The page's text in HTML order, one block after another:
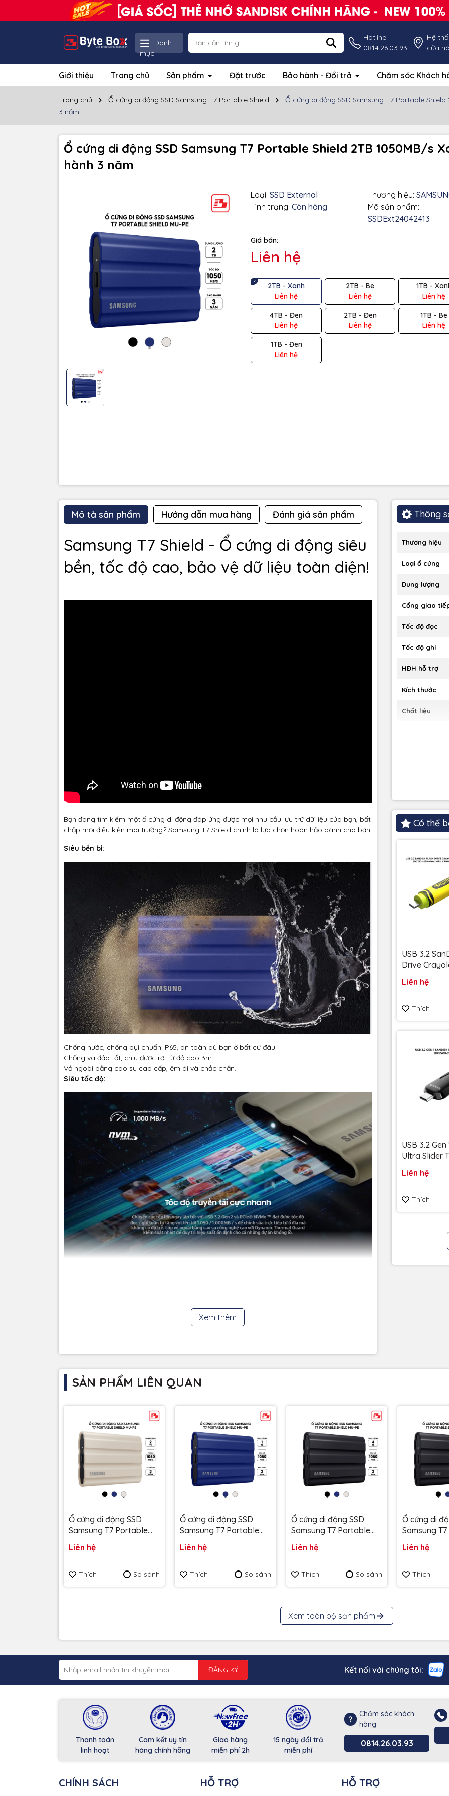
Danh
mục
Hotline
0814.26.03.93
Hệ
cửa
Giới thiệu Trang chủ Sản phẩm Đặt trước Bảo hành - Đổi trả Chăm sóc Khách
Trang chủ Ổ cứng di động SSD Samsung T7 Portable Shield
Ổ cứng di động SSD Samsung T7 Portable
3 năm
Ổ cứng di động SSD Samsung T7 Portable Shield 2TB 1050MB/s
hành 3 năm
Loại: SSD External Thương hiệu:
Tình trạng: Còn hàng
Mã sản phẩm:
SSDExt24042413
Giá bán:
Liên hệ
2TB - Xanh
Liên hệ
2TB - Be
Liên hệ
1TB -
Liên hệ
4TB - Đen
Liên hệ
2TB - Đen
Liên hệ
1TB - Be
Liên hệ
1TB - Đen
Liên hệ
Mô tả sản phẩm Hướng dẫn mua hàng Đánh giá sản phẩm
Samsung T7 Shield - Ổ cứng di động siêu
bền, tốc độ cao, bảo vệ dữ liệu toàn diện!
Bạn đang tìm kiếm một ổ cứng di động đáp ứng được mọi nhu cầu lưu trữ dữ liệu của bạn, bất
chấp mọi điều kiện môi trường? Samsung T7 Shield chính là lựa chọn hoàn hảo dành cho bạn!
Siêu bền bỉ:
Chống nước, chống bụi chuẩn IP65, an toàn dù bạn ở bất cứ đâu.
Chống va đập tốt, chịu được rơi từ độ cao 3m.
Vỏ ngoài bằng cao su cao cấp, êm ái và chắc chắn.
Siêu tốc độ:
Thiết kế thời trang, sang trọng.
Dung lượng đa dạng: 1TB, 2TB và 4TB đáp ứng mọi nhu cầu lưu trữ của bạn.
Siêu bảo mật:
Mật khẩu bảo vệ bằng phần mềm, mã hóa AES 256 bit, đảm bảo dữ liệu của bạn luôn được
Xem thêm
Thông
Thương hiệu
Loại ổ cứng
Dung lượng
Cổng giao
Tốc độ đọc
Tốc độ ghi
HĐH hỗ trợ
Kích thước
Chất liệu
Có thể
USB 3.2
Drive
SDCZIC-
5 năm
Liên hệ
Thích
USB 3.2
Ultra Slider
SDCZ480-
Liên hệ
Thích
SẢN PHẨM LIÊN QUAN
Ổ cứng di động SSD
Samsung T7 Portable
MU-PE2T0K/WW - Bảo
Liên hệ
Thích So sánh
Ổ cứng di động SSD
Samsung T7 Portable
Xanh MU-PE1T0R/WW -
Liên hệ
Thích So sánh
Ổ cứng di động SSD
Samsung T7 Portable
Đen MU-PE4T0S/WW -
Liên hệ
Thích So sánh
Ổ cứng di
Samsung
Đen MU-
Liên hệ
Thích
Xem toàn bộ sản phẩm
Thương hiệu
Loại ổ cứng
Dung lượng 2TB
Cổng giao tiếp USB 3.2
~1050B/s
ĐĂNG KÝ Kết nối với chúng tôi:
Thanh toán
linh hoạt
Cam kết uy tín
hàng chính hãng
Giao hàng
miễn phí 2h
15 ngày đổi trả
miễn phí
Chăm sóc khách
hàng
0814.26.03.93
CHÍNH SÁCH HỖ TRỢ HỖ TRỢ